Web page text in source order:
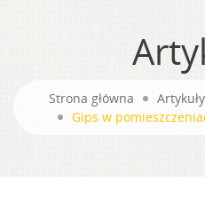
Strona główna
Artykuły
Gips w